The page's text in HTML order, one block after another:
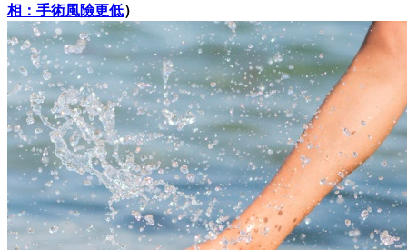
相：手術風險更低）